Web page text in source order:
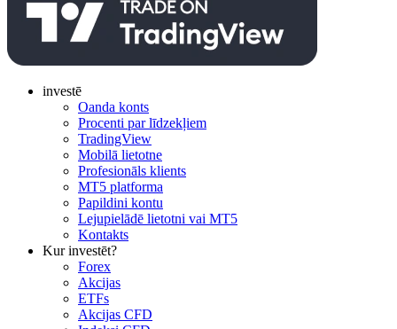
investē
Oanda konts
Procenti par līdzekļiem
TradingView
Mobilā lietotne
Profesionāls klients
MT5 platforma
Papildini kontu
Lejupielādē lietotni vai MT5
Kontakts
Kur investēt?
Forex
Akcijas
ETFs
Akcijas CFD